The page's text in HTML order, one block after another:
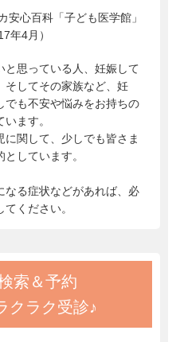
安心百科「子ども医学館」
年4月）
と思っている人、妊娠して
そしてその家族など、妊
でも不安や悩みをお持ちの
ます。
関して、少しでも皆さま
しています。
なる症状などがあれば、必
ください。
索＆予約
クラク受診♪